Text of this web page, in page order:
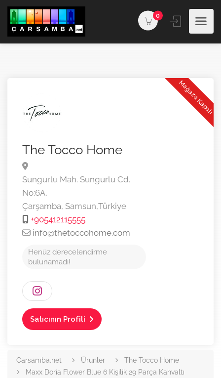
0
Mağaza Kapalı
The Tocco Home
Sungurlu Mah. Sungurlu Cd.
No:6A,
Çarşamba, Samsun,Türkiye
+905412115555
info@thetoccohome.com
Henüz derecelendirme
bulunamadı!
Satıcının Profili
Carsamba.net Ürünler
The Tocco Home
Maxx Doria Flower Blue 6 Kişilik 29 Parça Kahvaltı